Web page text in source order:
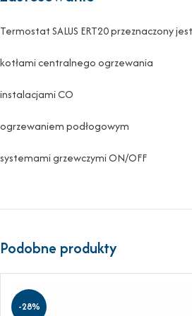
Termostat SALUS ERT20 przeznaczony
kotłami centralnego ogrzewania
instalacjami CO
ogrzewaniem podłogowym
systemami grzewczymi ON/OFF
Podobne produkty
-28%